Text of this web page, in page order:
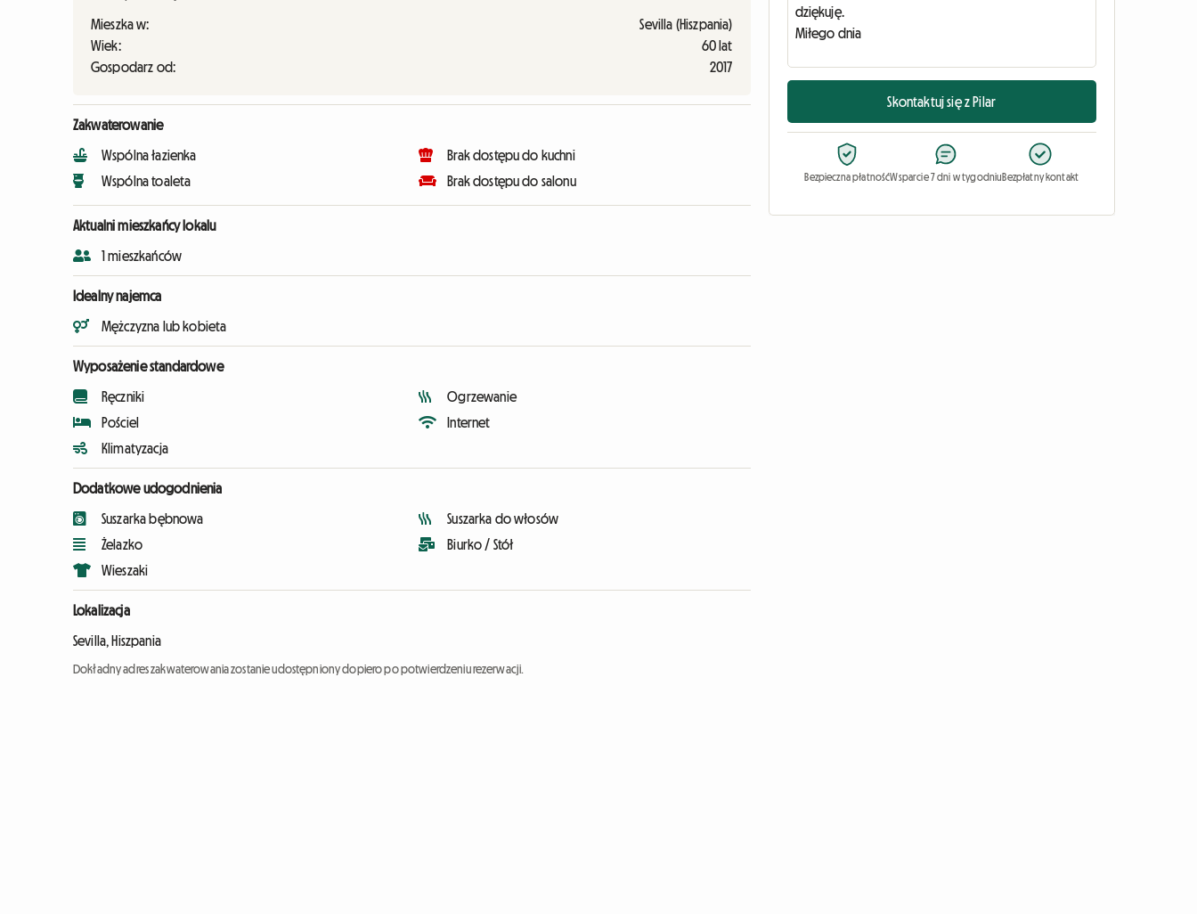
Mieszka w:
Sevilla (Hiszpania)
Wiek:
60 lat
Gospodarz od:
2017
Zakwaterowanie
Wspólna łazienka
Wspólna toaleta
Brak dostępu do kuchni
Brak dostępu do salonu
Aktualni mieszkańcy lokalu
1 mieszkańców
Idealny najemca
Mężczyzna lub kobieta
Wyposażenie standardowe
Ręczniki
Pościel
Klimatyzacja
Ogrzewanie
Internet
Dodatkowe udogodnienia
Suszarka bębnowa
Żelazko
Wieszaki
Suszarka do włosów
Biurko / Stół
Lokalizacja
Sevilla, Hiszpania
Dokładny adres zakwaterowania zostanie udostępniony dopiero po potwierdzeniu rezerwacji.
Skontaktuj się z Pilar
Bezpieczna płatnośćWsparcie 7 dni w tygodniuBezpłatny kontakt